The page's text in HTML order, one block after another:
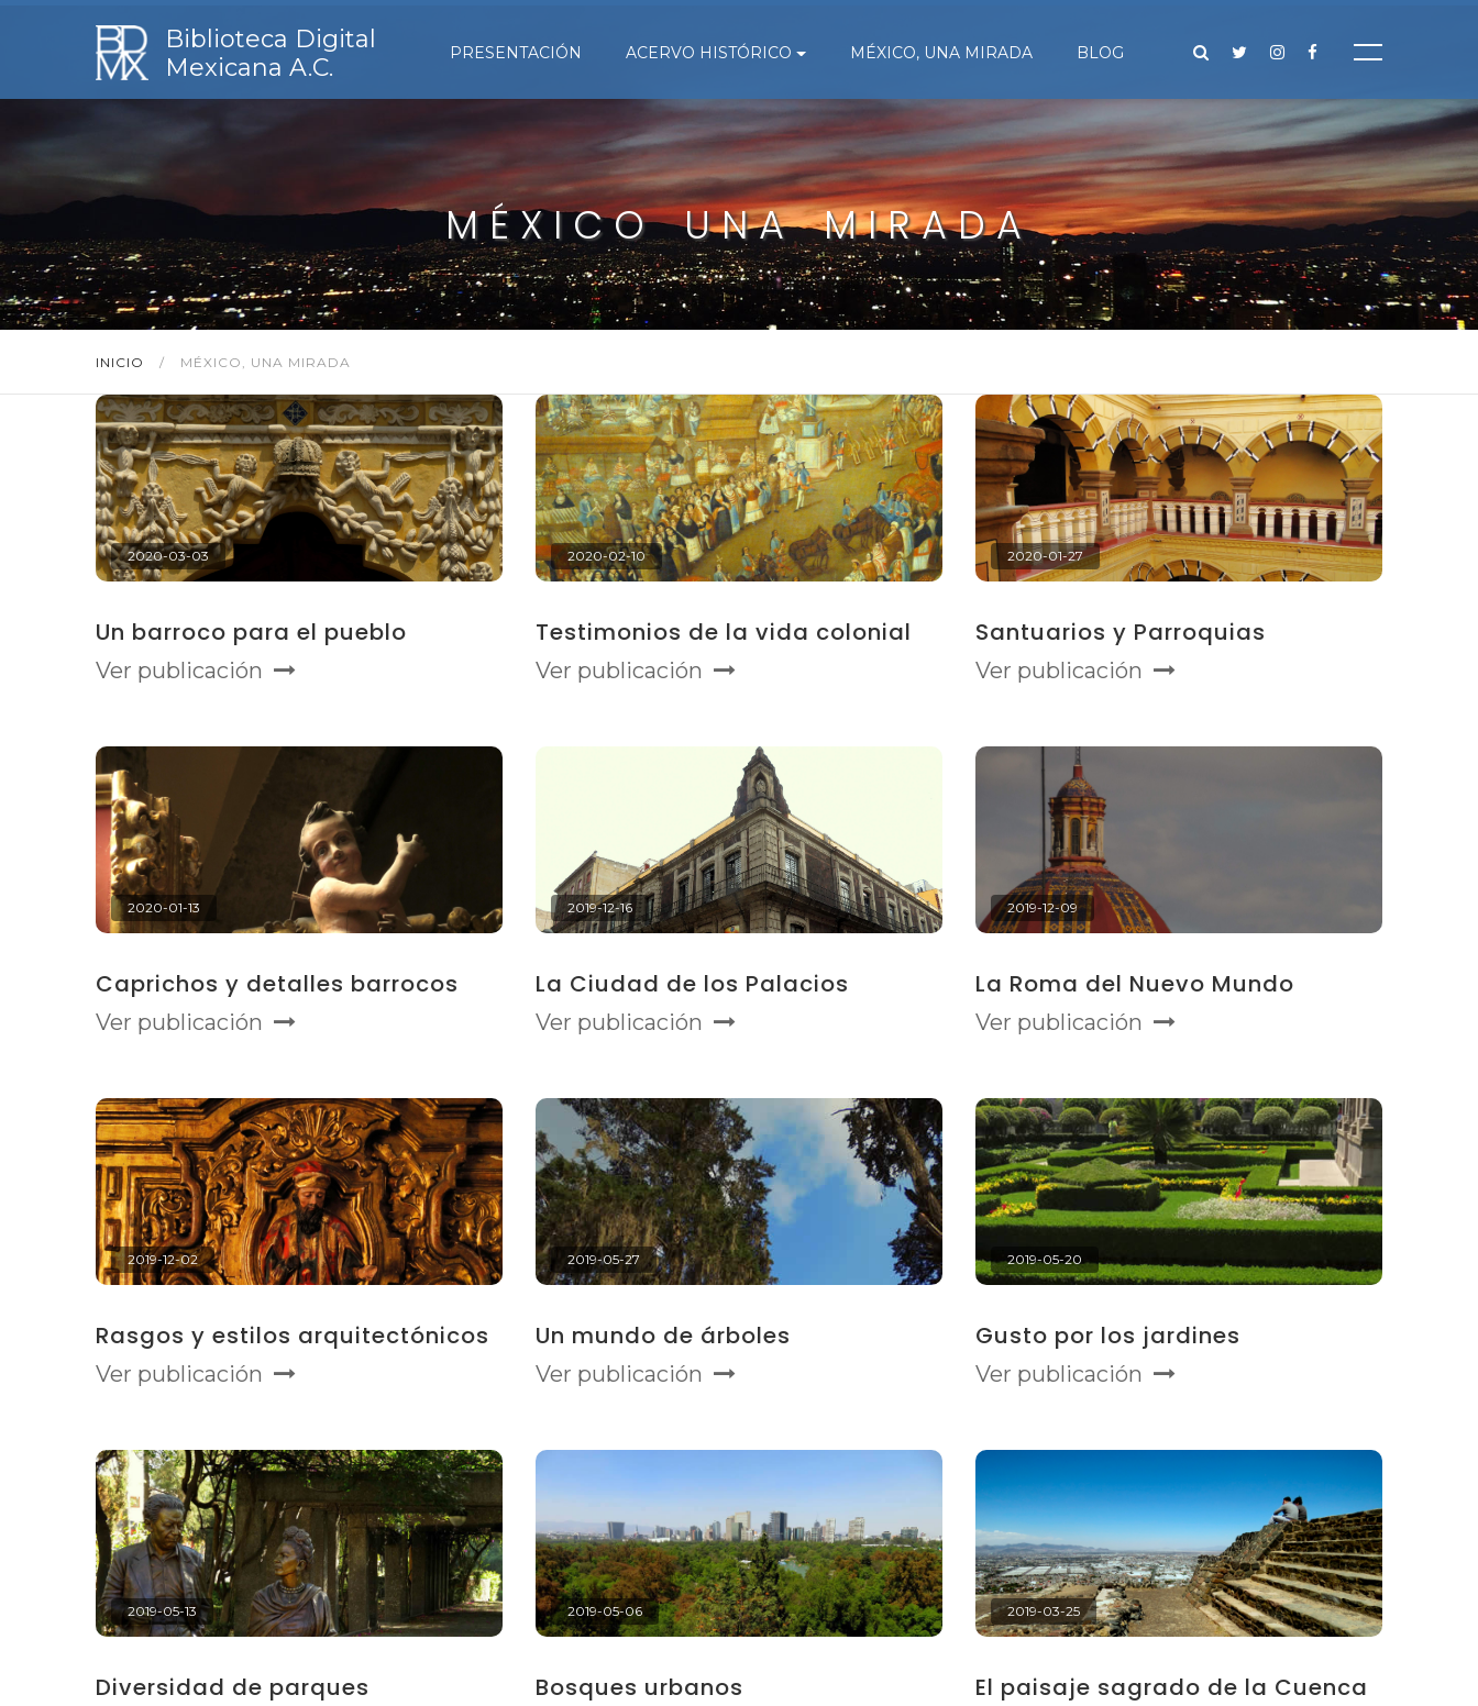
Biblioteca Digital
Mexicana A.C.
PRESENTACIÓN ACERVO HISTÓRICO MÉXICO, UNA MIRADA BLOG
MÉXICO UNA MIRADA
INICIO / MÉXICO, UNA MIRADA
2020-03-03
Un barroco para el pueblo
Ver publicación
2020-02-10
Testimonios de la vida colonial
Ver publicación
2020-01-27
Santuarios y Parroquias
Ver publicación
2020-01-13
Caprichos y detalles barrocos
Ver publicación
2019-12-16
La Ciudad de los Palacios
Ver publicación
2019-12-09
La Roma del Nuevo Mundo
Ver publicación
2019-12-02
Rasgos y estilos arquitectónicos
Ver publicación
2019-05-27
Un mundo de árboles
Ver publicación
2019-05-20
Gusto por los jardines
Ver publicación
2019-05-13
Diversidad de parques
2019-05-06
Bosques urbanos
2019-03-25
El paisaje sagrado de la Cuenca